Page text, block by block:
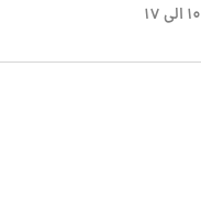
۱۰ الی ۱۷